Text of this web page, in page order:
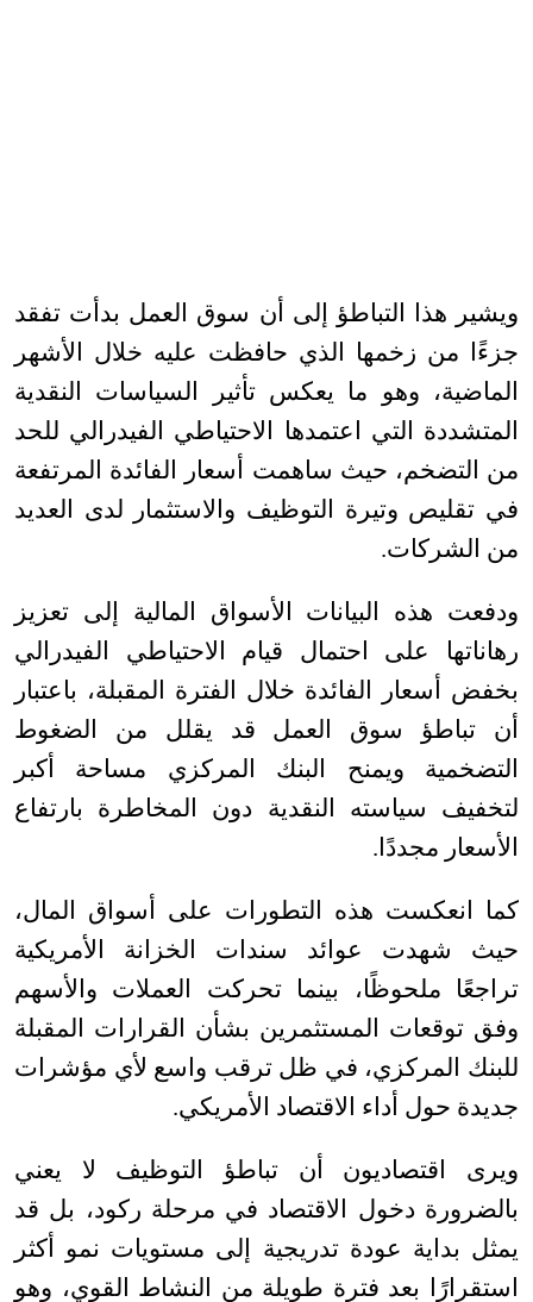
ويشير هذا التباطؤ إلى أن سوق العمل بدأت تفقد
جزءًا من زخمها الذي حافظت عليه خلال الأشهر
الماضية، وهو ما يعكس تأثير السياسات النقدية
المتشددة التي اعتمدها الاحتياطي الفيدرالي للحد
من التضخم، حيث ساهمت أسعار الفائدة المرتفعة
في تقليص وتيرة التوظيف والاستثمار لدى العديد
من الشركات.
ودفعت هذه البيانات الأسواق المالية إلى تعزيز
رهاناتها على احتمال قيام الاحتياطي الفيدرالي
بخفض أسعار الفائدة خلال الفترة المقبلة، باعتبار
أن تباطؤ سوق العمل قد يقلل من الضغوط
التضخمية ويمنح البنك المركزي مساحة أكبر
لتخفيف سياسته النقدية دون المخاطرة بارتفاع
الأسعار مجددًا .
كما انعكست هذه التطورات على أسواق المال،
حيث شهدت عوائد سندات الخزانة الأمريكية
تراجعًا ملحوظًا، بينما تحركت العملات والأسهم
وفق توقعات المستثمرين بشأن القرارات المقبلة
للبنك المركزي، في ظل ترقب واسع لأي مؤشرات
جديدة حول أداء الاقتصاد الأمريكي.
ويرى اقتصاديون أن تباطؤ التوظيف لا يعني
بالضرورة دخول الاقتصاد في مرحلة ركود، بل قد
يمثل بداية عودة تدريجية إلى مستويات نمو أكثر
استقرارًا بعد فترة طويلة من النشاط القوي، وهو